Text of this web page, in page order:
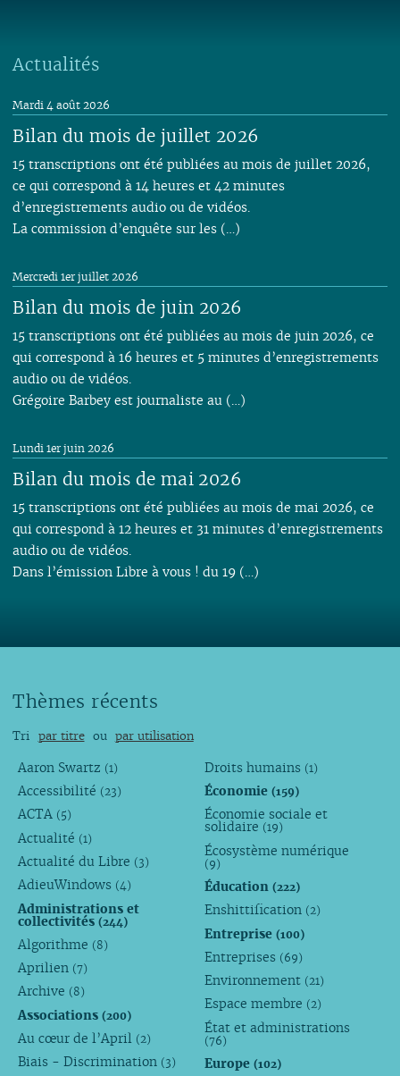
01
04
02
01
04
02
01
Actualités
Bilan du mois de juillet 2026
Mardi 4 août 2026
15 transcriptions ont été publiées au mois de juillet 2026,
ce qui correspond à 14 heures et 42 minutes
d’enregistrements audio ou de vidéos.
La commission d’enquête sur les (…)
Bilan du mois de juin 2026
Mercredi 1er juillet 2026
15 transcriptions ont été publiées au mois de juin 2026, ce
qui correspond à 16 heures et 5 minutes d’enregistrements
audio ou de vidéos.
Grégoire Barbey est journaliste au (…)
Bilan du mois de mai 2026
Lundi 1er juin 2026
15 transcriptions ont été publiées au mois de mai 2026, ce
qui correspond à 12 heures et 31 minutes d’enregistrements
audio ou de vidéos.
Dans l’émission Libre à vous ! du 19 (…)
Thèmes récents
Tri par titre ou par utilisation
Aaron Swartz (1)
Accessibilité (23)
ACTA (5)
Actualité (1)
Actualité du Libre (3)
AdieuWindows (4)
Administrations et
collectivités (244)
Algorithme (8)
Aprilien (7)
Archive (8)
Associations (200)
Au cœur de l’April (2)
Biais - Discrimination (3)
Droits humains (1)
Économie(159)
Économie sociale et
solidaire (19)
Écosystème numérique
(9)
Éducation(222)
Enshittification (2)
Entreprise(100)
Entreprises (69)
Environnement (21)
Espace membre (2)
État et administrations
(76)
Europe(102)